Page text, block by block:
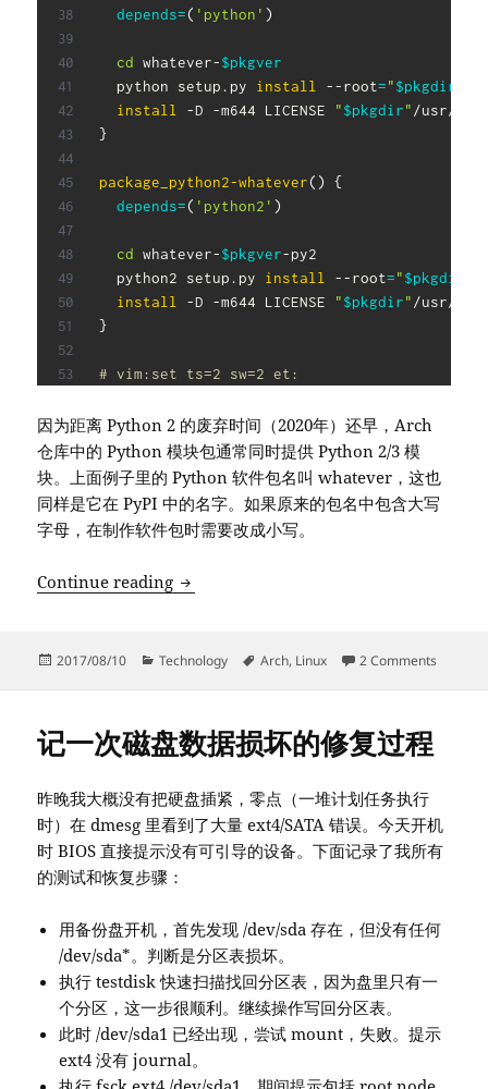
depends=( 'python' )
cd whatever-$pkgver
  python setup.py
install --root="$pkgdir
install
-D -m644 LICENSE "$pkgdir"/usr/
}
package_python2-whatever( )
{
depends=( 'python2' )
cd whatever-$pkgver-py2
  python2 setup.py
install --root="$pkgdir
install
-D -m644 LICENSE "$pkgdir"/usr/
}
# vim:set ts=2 sw=2 et:
因为距离 Python 2 的废弃时间（2020年）还早，Arch
仓库中的 Python 模块包通常同时提供 Python 2/3 模
块。上面例子里的 Python 软件包名叫 whatever，这也
同样是它在 PyPI 中的名字。如果原来的包名中包含大写
字母，在制作软件包时需要改成小写。
Continue reading 给 Arch 打一个包 – Python 模块篇
Posted
2017/08/10 Categories
Technology Tags
Arch, Linux 2 Comments
记一次磁盘数据损坏的修复过程
昨晚我大概没有把硬盘插紧，零点（一堆计划任务执行
时）在 dmesg 里看到了大量 ext4/SATA 错误。今天开机
时 BIOS 直接提示没有可引导的设备。下面记录了我所有
的测试和恢复步骤：
用备份盘开机，首先发现 /dev/sda 存在，但没有任何
/dev/sda*。判断是分区表损坏。
执行 testdisk 快速扫描找回分区表，因为盘里只有一
个分区，这一步很顺利。继续操作写回分区表。
此时 /dev/sda1 已经出现，尝试 mount，失败。提示
ext4 没有 journal。